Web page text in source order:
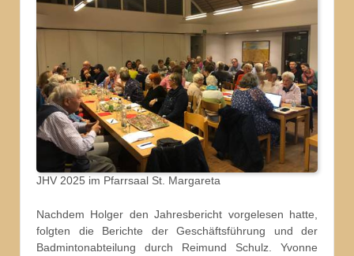
JHV 2025 im Pfarrsaal St. Margareta
Nachdem Holger den Jahresbericht vorgelesen hatte,
folgten die Berichte der Geschäftsführung und der
Badmintonabteilung durch Reimund Schulz. Yvonne